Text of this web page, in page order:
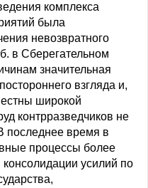
комплекса
была
невозвратного
в Сберегательном
значительная
взгляда и,
широкой
контрразведчиков не
последнее время в
процессы более
консолидации усилий по